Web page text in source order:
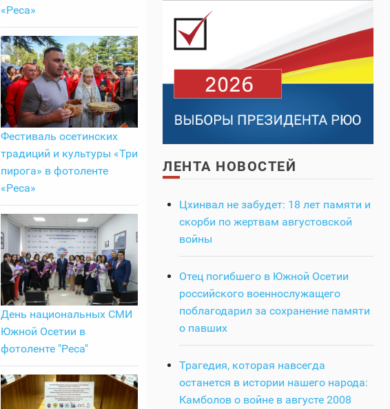
«Реса»
Фестиваль осетинских
традиций и культуры «Три
пирога» в фотоленте
«Реса»
День национальных СМИ
Южной Осетии в
фотоленте "Реса"
ЛЕНТА НОВОСТЕЙ
Цхинвал не забудет: 18 лет памяти и
скорби по жертвам августовской
войны
Отец погибшего в Южной Осетии
российского военнослужащего
поблагодарил за сохранение памяти
о павших
Трагедия, которая навсегда
останется в истории нашего народа:
Камболов о войне в августе 2008